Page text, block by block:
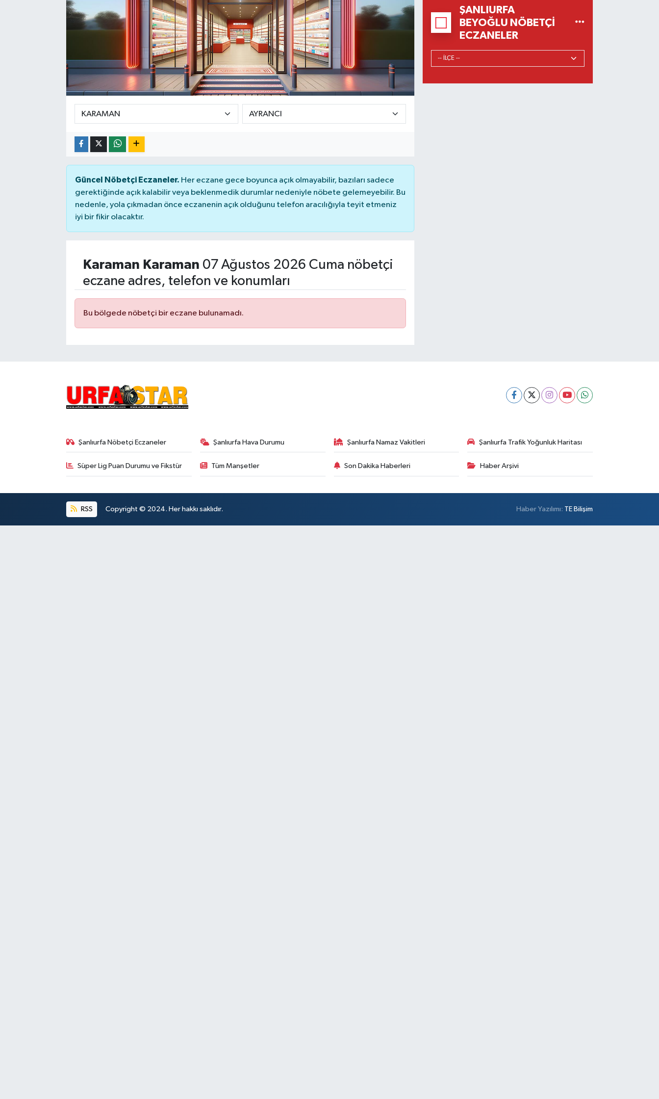
Güncel Nöbetçi Eczaneler. Her eczane gece boyunca açık olmayabilir, bazıları sadece
gerektiğinde açık kalabilir veya beklenmedik durumlar nedeniyle nöbete gelemeyebilir. Bu
nedenle, yola çıkmadan önce eczanenin açık olduğunu telefon aracılığıyla teyit etmeniz
iyi bir fikir olacaktır.
Karaman Karaman 07 Ağustos 2026 Cuma nöbetçi
eczane adres, telefon ve konumları
Bu bölgede nöbetçi bir eczane bulunamadı.
ŞANLIURFA
BEYOĞLU NÖBETÇI
ECZANELER
Şanlıurfa Nöbetçi Eczaneler Şanlıurfa Hava Durumu Şanlıurfa Namaz Vakitleri Şanlıurfa Trafik Yoğunluk Haritası
Süper Lig Puan Durumu ve Fikstür Tüm Manşetler Son Dakika Haberleri Haber Arşivi
RSS Copyright © 2024. Her hakkı saklıdır. Haber Yazılımı: TE Bilişim